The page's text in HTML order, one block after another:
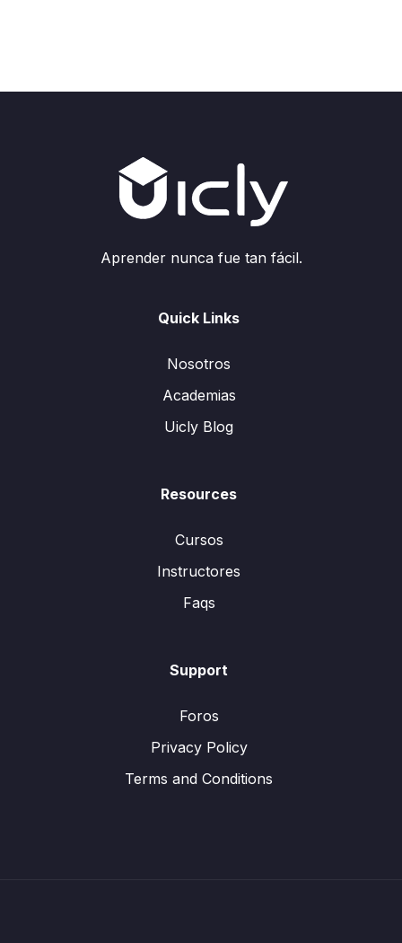
Aprender nunca fue tan fácil.
Quick Links
Nosotros
Academias
Uicly Blog
Resources
Cursos
Instructores
Faqs
Support
Foros
Privacy Policy
Terms and Conditions